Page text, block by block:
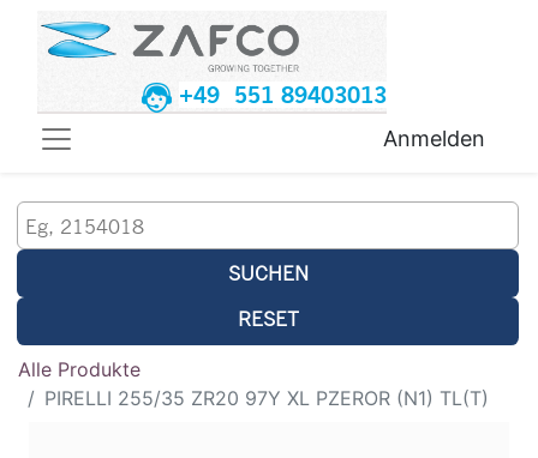
+49 551 89403013
Anmelden
SUCHEN
RESET
Alle Produkte
PIRELLI 255/35 ZR20 97Y XL PZEROR (N1) TL(T)